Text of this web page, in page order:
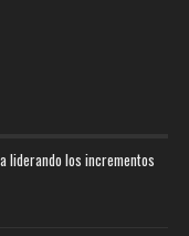
liderando los incrementos